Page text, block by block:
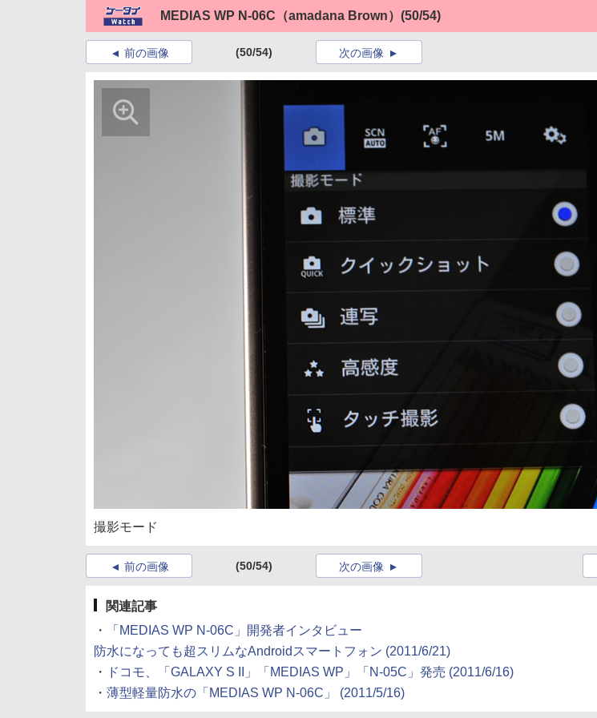
MEDIAS WP N-06C（amadana Brown） (50/54)
前の画像 (50/54) 次の画像
撮影モード
前の画像 (50/54) 次の画像
関連記事
・
「MEDIAS WP N-06C」開発者インタビュー
防水になっても超スリムなAndroidスマートフォン (2011/6/21)
・
ドコモ、「GALAXY S II」「MEDIAS WP」「N-05C」発売 (2011/6/16)
・ 薄型軽量防水の「MEDIAS WP N-06C」 (2011/5/16)